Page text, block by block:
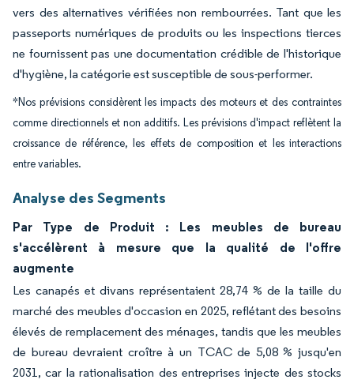
vers des alternatives vérifiées non rembourrées. Tant que les
passeports numériques de produits ou les inspections tierces
ne fournissent pas une documentation crédible de l'historique
d'hygiène, la catégorie est susceptible de sous-performer.
*Nos prévisions considèrent les impacts des moteurs et des contraintes
comme directionnels et non additifs. Les prévisions d'impact reflètent la
croissance de référence, les effets de composition et les interactions
entre variables.
Analyse des Segments
Par Type de Produit : Les meubles de bureau
s'accélèrent à mesure que la qualité de l'offre
augmente
Les canapés et divans représentaient 28,74 % de la taille du
marché des meubles d'occasion en 2025, reflétant des besoins
élevés de remplacement des ménages, tandis que les meubles
de bureau devraient croître à un TCAC de 5,08 % jusqu'en
2031, car la rationalisation des entreprises injecte des stocks